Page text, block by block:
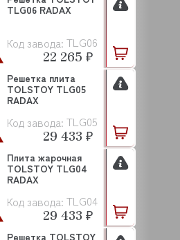
Код завода: TLG06
TLG06 RADAX
22 265 ₽
Код завода: TLG05
Решетка плита
TOLSTOY TLG05
RADAX
29 433 ₽
Код завода: TLG04
Плита жарочная
TOLSTOY TLG04
RADAX
29 433 ₽
Решетка TOLSTOY